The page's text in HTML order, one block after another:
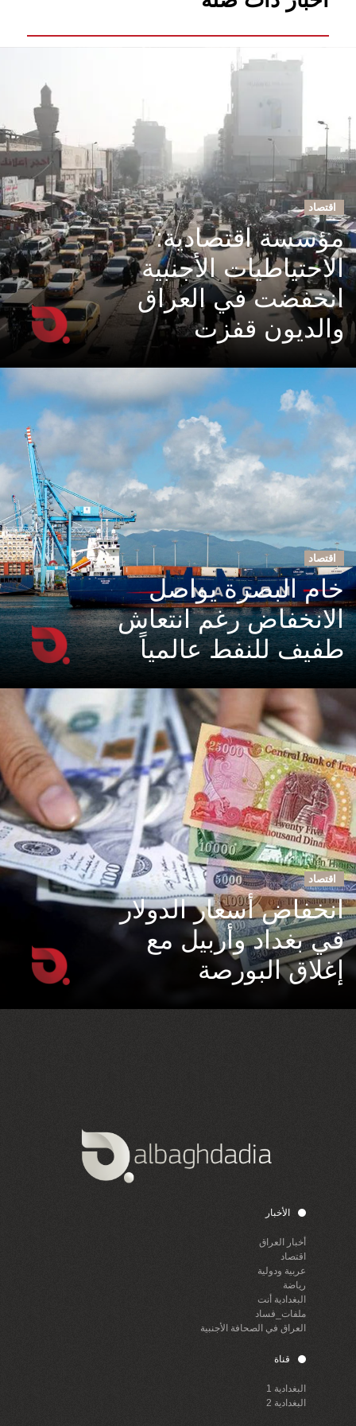
اقتصاد
مؤسسة اقتصادية:
الاحتياطيات الأجنبية
انخفضت في العراق
والديون قفزت
اقتصاد
خام البصرة يواصل
الانخفاض رغم انتعاش
طفيف للنفط عالمياً
اقتصاد
انخفاض أسعار الدولار
في بغداد وأربيل مع
إغلاق البورصة
الأخبار
أخبار العراق
اقتصاد
عربية ودولية
رياضة
البغدادية أنت
ملفات_فساد
العراق في الصحافة الأجنبية
قناة
البغدادية 1
البغدادية 2